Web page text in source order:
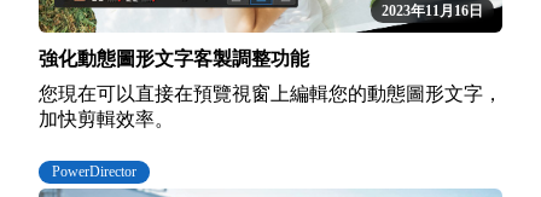
2023年11月16日
強化動態圖形文字客製調整功能
您現在可以直接在預覽視窗上編輯您的動態圖形文字，
加快剪輯效率。
PowerDirector